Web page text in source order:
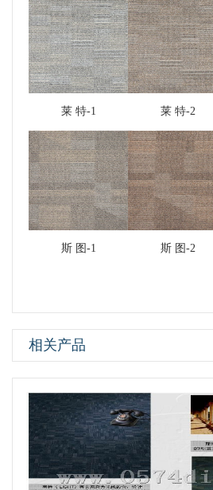
莱 特-1 莱 特-2
斯 图-1 斯 图-2
相关产品